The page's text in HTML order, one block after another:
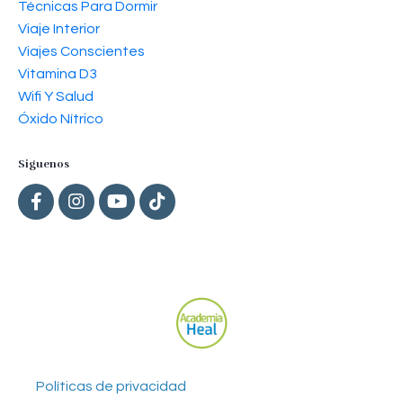
Técnicas Para Dormir
Viaje Interior
Viajes Conscientes
Vitamina D3
Wifi Y Salud
Óxido Nítrico
Siguenos
Políticas de privacidad